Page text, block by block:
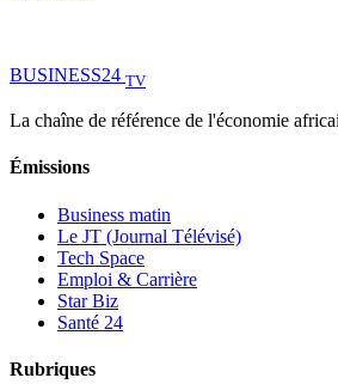
BUSINESS24 TV
La chaîne de référence de l'économie
Émissions
Business matin
Le JT (Journal Télévisé)
Tech Space
Emploi & Carrière
Star Biz
Santé 24
Rubriques